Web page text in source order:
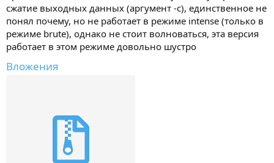
сжатие выходных данных (аргумент -c), единственное не
понял почему, но не работает в режиме intense (только в
режиме brute), однако не стоит волноваться, эта версия
работает в этом режиме довольно шустро
Вложения